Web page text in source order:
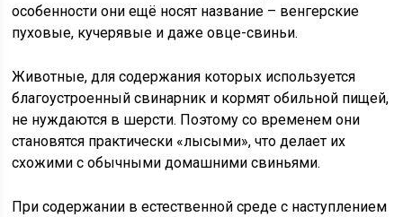
особенности они ещё носят название – венгерские
пуховые, кучерявые и даже овце-свиньи.
Животные, для содержания которых используется
благоустроенный свинарник и кормят обильной пищей,
не нуждаются в шерсти. Поэтому со временем они
становятся практически «лысыми», что делает их
схожими с обычными домашними свиньями.
При содержании в естественной среде с наступлением